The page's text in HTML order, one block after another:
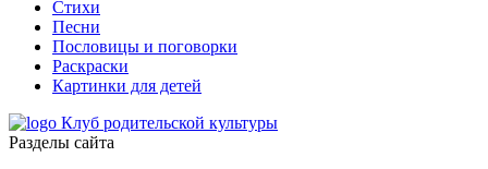
Стихи
Песни
Пословицы и поговорки
Раскраски
Картинки для детей
Клуб родительской культуры
Разделы сайта